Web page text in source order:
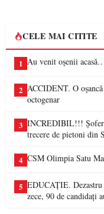
CELE MAI CITITE
1 Au venit oșenii
2 ACCIDENT. O
octogenar
3 INCREDIBIL!!! Șofer
trecere de pietoni din
4 CSM Olimpia Satu
5 EDUCAȚIE.
zece, 90 de candidați